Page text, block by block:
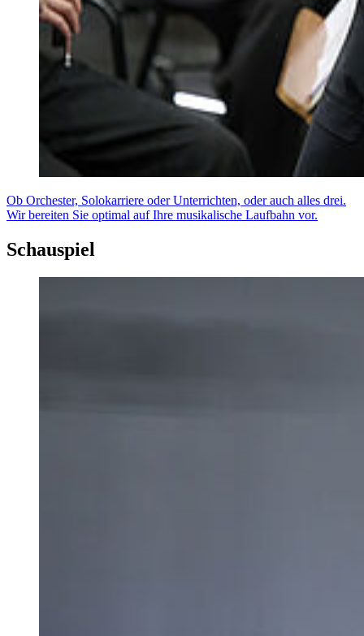
Ob Orchester, Solokarriere oder Unterrichten, oder auch alles drei.
Wir bereiten Sie optimal auf Ihre musikalische Laufbahn vor.
Schauspiel